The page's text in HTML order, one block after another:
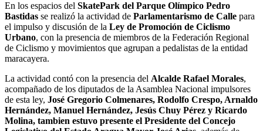
En los espacios del SkatePark del Parque Olímpico Pedro
Bastidas se realizó la actividad de Parlamentarismo de Calle para
el impulso y discusión de la Ley de Promoción de Ciclismo
Urbano, con la presencia de miembros de la Federación Regional
de Ciclismo y movimientos que agrupan a pedalistas de la entidad
maracayera.
La actividad contó con la presencia del Alcalde Rafael Morales,
acompañado de los diputados de la Asamblea Nacional impulsores
de esta ley, José Gregorio Colmenares, Rodolfo Crespo, Arnaldo
Hernández, Manuel Hernández, Jesús Chuy Pérez y Ricardo
Molina, tambien estuvo presente el Presidente del Concejo